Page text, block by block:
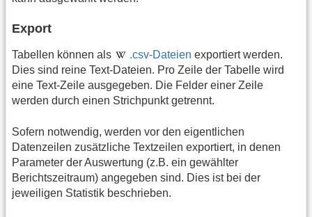
Export
Tabellen können als .csv-Dateien exportiert werden.
Dies sind reine Text-Dateien. Pro Zeile der Tabelle wird
eine Text-Zeile ausgegeben. Die Felder einer Zeile
werden durch einen Strichpunkt getrennt.
Sofern notwendig, werden vor den eigentlichen
Datenzeilen zusätzliche Textzeilen exportiert, in denen
Parameter der Auswertung (z.B. ein gewählter
Berichtszeitraum) angegeben sind. Dies ist bei der
jeweiligen Statistik beschrieben.